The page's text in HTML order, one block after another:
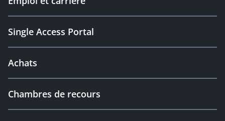
Single Access Portal
Achats
Chambres de recours